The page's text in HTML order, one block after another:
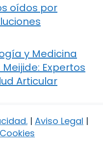
oídos por
y Medicina
Expertos
Articular
. | Aviso Legal |